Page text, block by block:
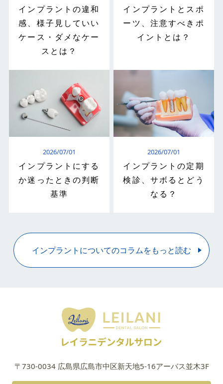
インプラントの違和
感、様子見していい
ケース・ダメなケー
スとは？
インプラントとスポ
ーツ、注意すべきポ
イントとは？
2026/07/01
インプラントにする
か迷ったときの判断
基準
2026/07/01
インプラントの定期
検診、サボるとどう
なる？
インプラントについてのコラムをもっと読む
〒730-0034 広島県広島市中区新天地5-16アーバス並木3F